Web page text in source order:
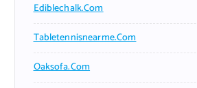
Ediblechalk.com
Tabletennisnearme.com
Oaksofa.com